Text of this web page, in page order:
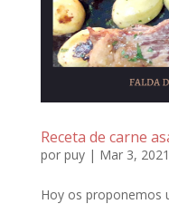
Receta de carne
por puy| Mar 3, 2021
Hoy os proponemos